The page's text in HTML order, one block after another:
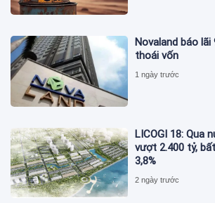
Novaland báo
thoái vốn
1 ngày trước
LICOGI 18: Qua
vượt 2.400 tỷ,
3,8%
2 ngày trước